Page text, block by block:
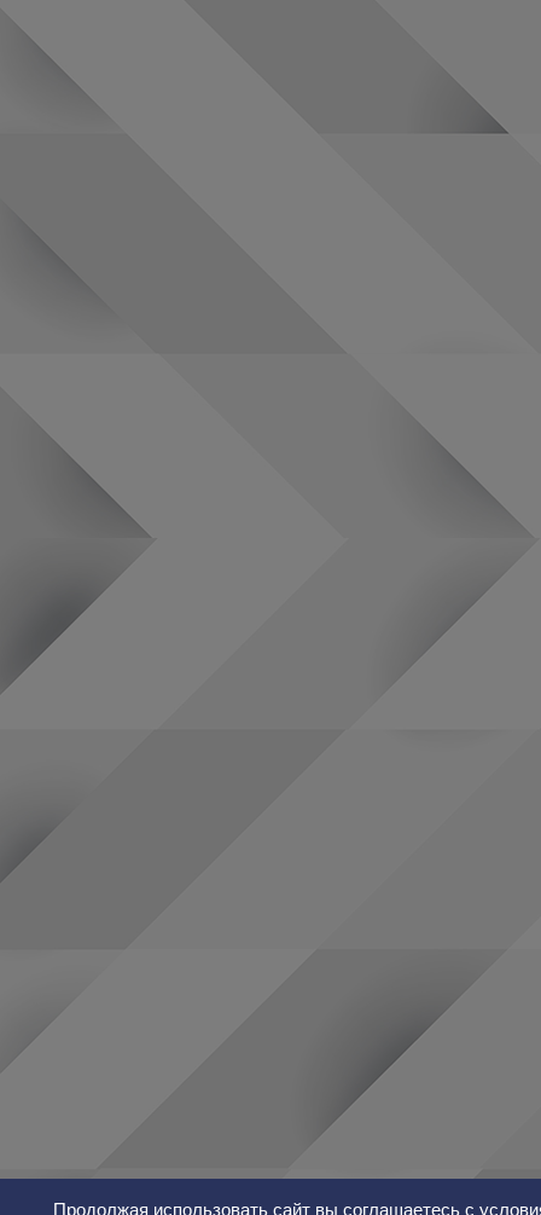
Продолжая использовать сайт вы соглашаетесь с